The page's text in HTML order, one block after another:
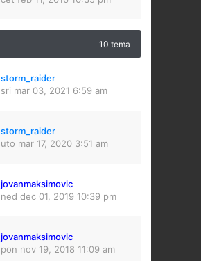
10 tema
storm_raider
sri mar 03, 2021 6:59 am
storm_raider
uto mar 17, 2020 3:51 am
jovanmaksimovic
ned dec 01, 2019 10:39 pm
jovanmaksimovic
pon nov 19, 2018 11:09 am